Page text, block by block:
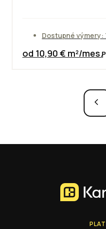
Dostupné výmery:
od 10,90 € m²/mes.